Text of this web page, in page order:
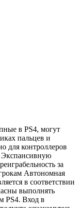
в PS4, могут
пальцев и
для контроллеров
Экспансивную
за
Автономная
в соответствии
выполнять
PS4. Вход в